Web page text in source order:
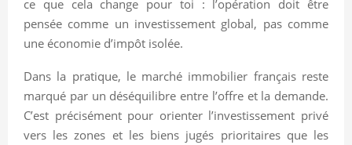
ce que cela change pour toi : l’opération doit être
pensée comme un investissement global, pas comme
une économie d’impôt isolée.
Dans la pratique, le marché immobilier français reste
marqué par un déséquilibre entre l’offre et la demande.
C’est précisément pour orienter l’investissement privé
vers les zones et les biens jugés prioritaires que les